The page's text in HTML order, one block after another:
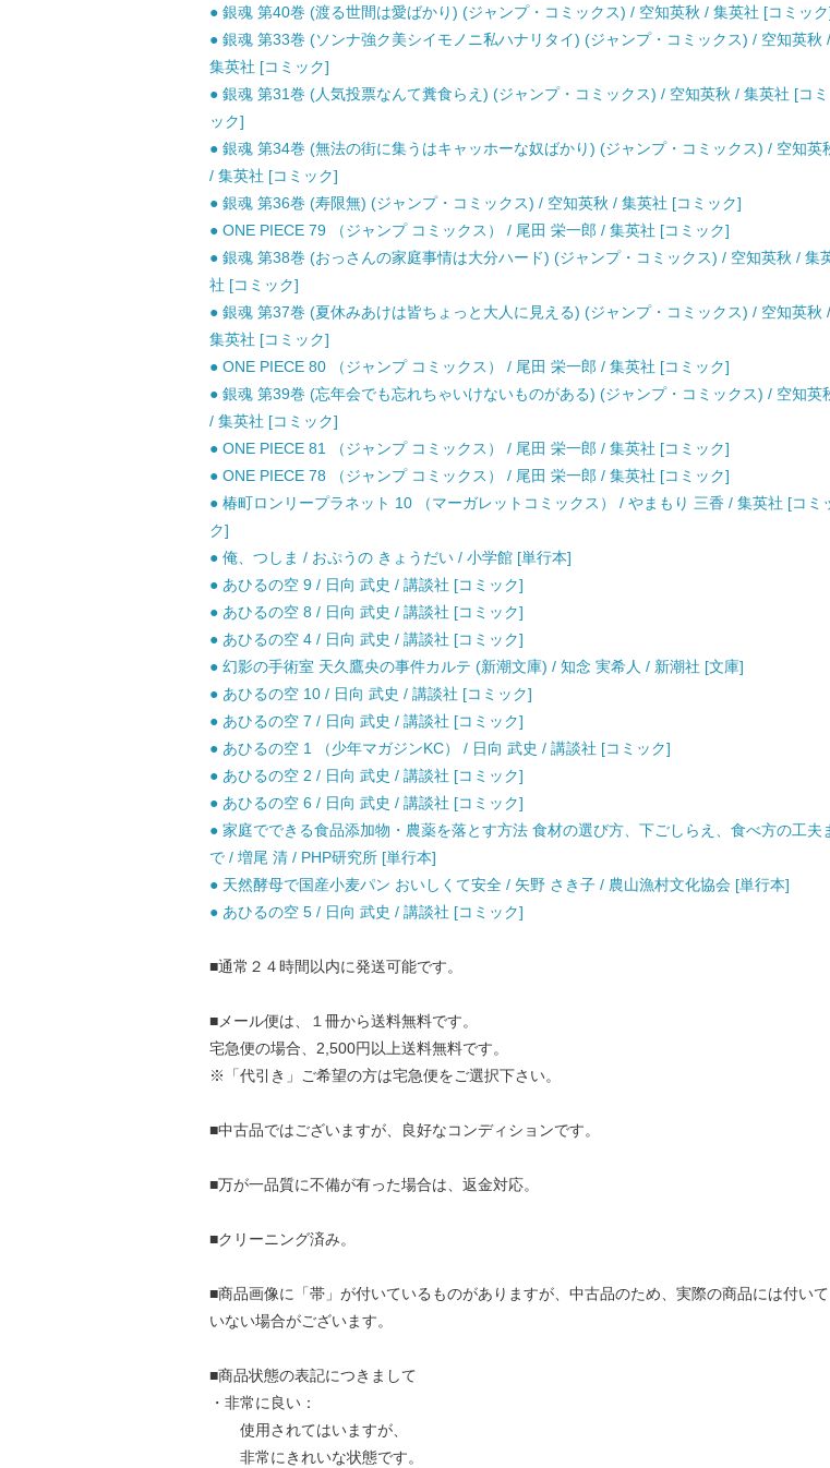
● 銀魂 第40巻 (渡る世間は愛ばかり) (ジャンプ・コミックス) / 空知英秋 / 集英社 [コミッ
● 銀魂 第33巻 (ソンナ強ク美シイモノニ私ハナリタイ) (ジャンプ・コミックス) / 空知英秋 /
集英社 [コミック]
● 銀魂 第31巻 (人気投票なんて糞食らえ) (ジャンプ・コミックス) / 空知英秋 / 集英社 [コミ
ック]
● 銀魂 第34巻 (無法の街に集うはキャッホーな奴ばかり) (ジャンプ・コミックス) / 空知英
/ 集英社 [コミック]
● 銀魂 第36巻 (寿限無) (ジャンプ・コミックス) / 空知英秋 / 集英社 [コミック]
● ONE PIECE 79 （ジャンプ コミックス） / 尾田 栄一郎 / 集英社 [コミック]
● 銀魂 第38巻 (おっさんの家庭事情は大分ハード) (ジャンプ・コミックス) / 空知英秋 / 集
社 [コミック]
● 銀魂 第37巻 (夏休みあけは皆ちょっと大人に見える) (ジャンプ・コミックス) / 空知英秋 /
集英社 [コミック]
● ONE PIECE 80 （ジャンプ コミックス） / 尾田 栄一郎 / 集英社 [コミック]
● 銀魂 第39巻 (忘年会でも忘れちゃいけないものがある) (ジャンプ・コミックス) / 空知英
/ 集英社 [コミック]
● ONE PIECE 81 （ジャンプ コミックス） / 尾田 栄一郎 / 集英社 [コミック]
● ONE PIECE 78 （ジャンプ コミックス） / 尾田 栄一郎 / 集英社 [コミック]
● 椿町ロンリープラネット 10 （マーガレットコミックス） / やまもり 三香 / 集英社 [コミ
ク]
● 俺、つしま / おぷうの きょうだい / 小学館 [単行本]
● あひるの空 9 / 日向 武史 / 講談社 [コミック]
● あひるの空 8 / 日向 武史 / 講談社 [コミック]
● あひるの空 4 / 日向 武史 / 講談社 [コミック]
● 幻影の手術室 天久鷹央の事件カルテ (新潮文庫) / 知念 実希人 / 新潮社 [文庫]
● あひるの空 10 / 日向 武史 / 講談社 [コミック]
● あひるの空 7 / 日向 武史 / 講談社 [コミック]
● あひるの空 1 （少年マガジンKC） / 日向 武史 / 講談社 [コミック]
● あひるの空 2 / 日向 武史 / 講談社 [コミック]
● あひるの空 6 / 日向 武史 / 講談社 [コミック]
● 家庭でできる食品添加物・農薬を落とす方法 食材の選び方、下ごしらえ、食べ方の工夫
で / 増尾 清 / PHP研究所 [単行本]
● 天然酵母で国産小麦パン おいしくて安全 / 矢野 さき子 / 農山漁村文化協会 [単行本]
● あひるの空 5 / 日向 武史 / 講談社 [コミック]
■通常２４時間以内に発送可能です。
■メール便は、１冊から送料無料です。
宅急便の場合、2,500円以上送料無料です。
※「代引き」ご希望の方は宅急便をご選択下さい。
■中古品ではございますが、良好なコンディションです。
■万が一品質に不備が有った場合は、返金対応。
■クリーニング済み。
■商品画像に「帯」が付いているものがありますが、中古品のため、実際の商品には付いて
いない場合がございます。
■商品状態の表記につきまして
・非常に良い：
使用されてはいますが、
非常にきれいな状態です。